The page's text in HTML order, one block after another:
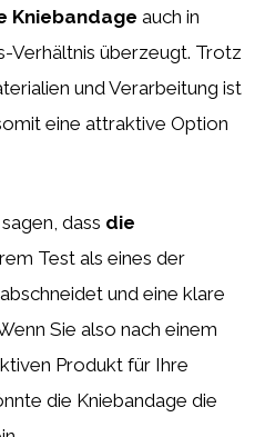
Kniebandage auch in
Verhältnis überzeugt. Trotz
und Verarbeitung ist
eine attraktive Option
dass die
Test als eines der
und eine klare
Sie also nach einem
Produkt für Ihre
die Kniebandage die